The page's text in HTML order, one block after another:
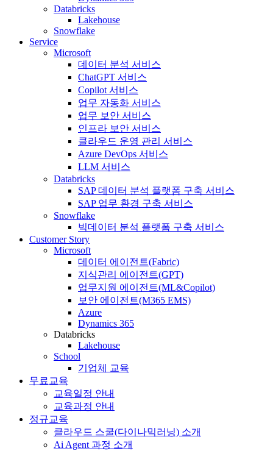
Databricks
Lakehouse
Snowflake
Service
Microsoft
데이터 분석 서비스
ChatGPT 서비스
Copilot 서비스
업무 자동화 서비스
업무 보안 서비스
인프라 보안 서비스
클라우드 운영 관리 서비스
Azure DevOps 서비스
LLM 서비스
Databricks
SAP 데이터 분석 플랫폼 구축 서비스
SAP 업무 환경 구축 서비스
Snowflake
빅데이터 분석 플랫폼 구축 서비스
Customer Story
Microsoft
데이터 에이전트(Fabric)
지식관리 에이전트(GPT)
업무지원 에이전트(ML&Copilot)
보안 에이전트(M365 EMS)
Azure
Dynamics 365
Databricks
Lakehouse
School
기업체 교육
무료교육
교육일정 안내
교육과정 안내
정규교육
클라우드 스쿨(다이나믹러닝) 소개
Ai Agent 과정 소개